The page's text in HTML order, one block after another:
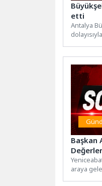
etti
Antalya
Başkan
araya